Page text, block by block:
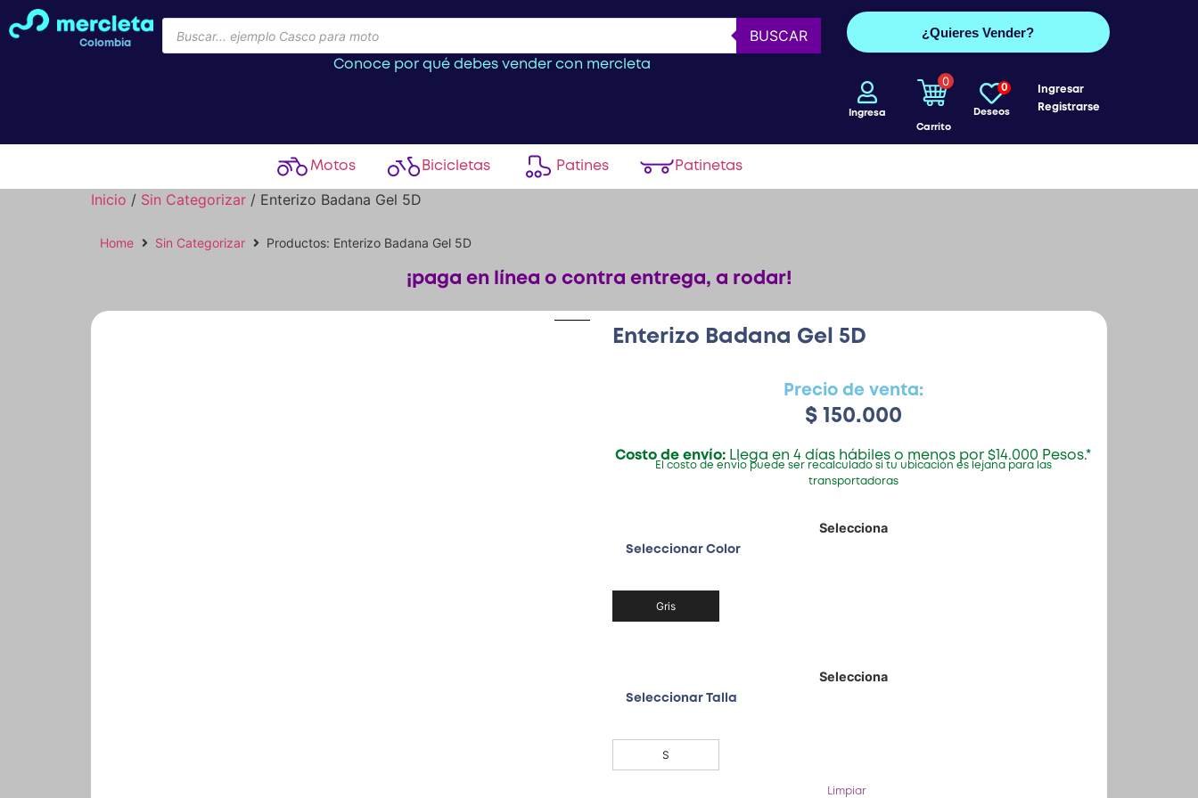
Colombia BUSCAR
Conoce por qué debes vender con mercleta
¿Quieres Vender?
Ingresa
0
Carrito
Deseos
0
Ingresar
Registrarse
Motos Bicicletas Patines Patinetas
Inicio / Sin Categorizar / Enterizo Badana Gel 5D
Home Sin Categorizar Productos: Enterizo Badana Gel 5D
¡paga en línea o contra entrega, a rodar!
Enterizo Badana Gel 5D
Precio de venta:
$150.000
Costo de envío: Llega en 4 días hábiles o menos por $14.000 Pesos.*
El costo de envío puede ser recalculado si tu ubicación es lejana para las
transportadoras
Seleccionar Color
Gris
Seleccionar Talla
S
Limpiar